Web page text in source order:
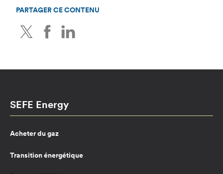
PARTAGER CE CONTENU
TwitterFacebook
SEFE Energy
Acheter du gaz
Transition énergétique